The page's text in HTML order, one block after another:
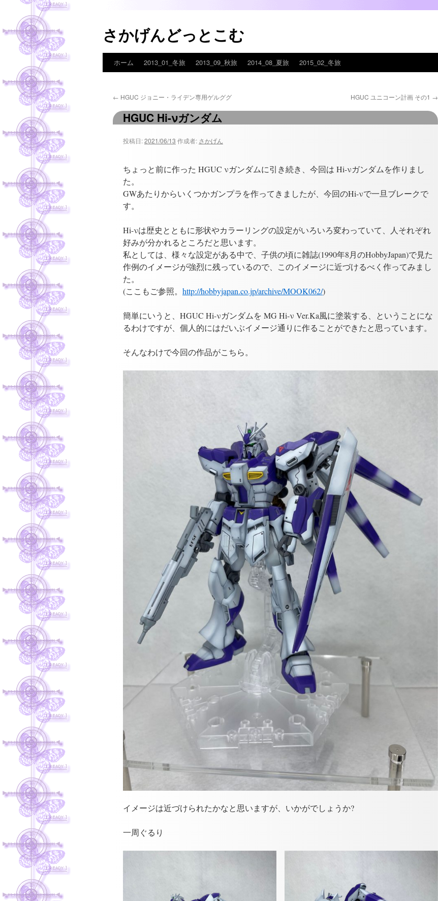
さかげんどっとこむ
テ
ン
ホーム 2013_01_冬旅 2013_09_秋旅 2014_08_夏旅 2015_02_冬旅
← HGUC ジョニー・ライデン専用ゲルググ HGUC ユニコーン計画 その1 →
HGUC Hi-νガンダム
投稿日:2021/06/13 作成者: さかげん
ちょっと前に作った HGUC νガンダムに引き続き、今回は Hi-νガンダムを作りまし
た。
GWあたりからいくつかガンプラを作ってきましたが、今回のHi-νで一旦ブレークで
す。
Hi-νは歴史とともに形状やカラーリングの設定がいろいろ変わっていて、人それぞれ
好みが分かれるところだと思います。
私としては、様々な設定がある中で、子供の頃に雑誌(1990年8月のHobbyJapan)で見た
作例のイメージが強烈に残っているので、このイメージに近づけるべく作ってみまし
た。
(ここもご参照。 http://hobbyjapan.co.jp/archive/MOOK062/)
簡単にいうと、HGUC Hi-νガンダムを MG Hi-ν Ver.Ka風に塗装する、ということにな
るわけですが、個人的にはだいぶイメージ通りに作ることができたと思っています。
そんなわけで今回の作品がこちら。
イメージは近づけられたかなと思いますが、いかがでしょうか?
一周ぐるり